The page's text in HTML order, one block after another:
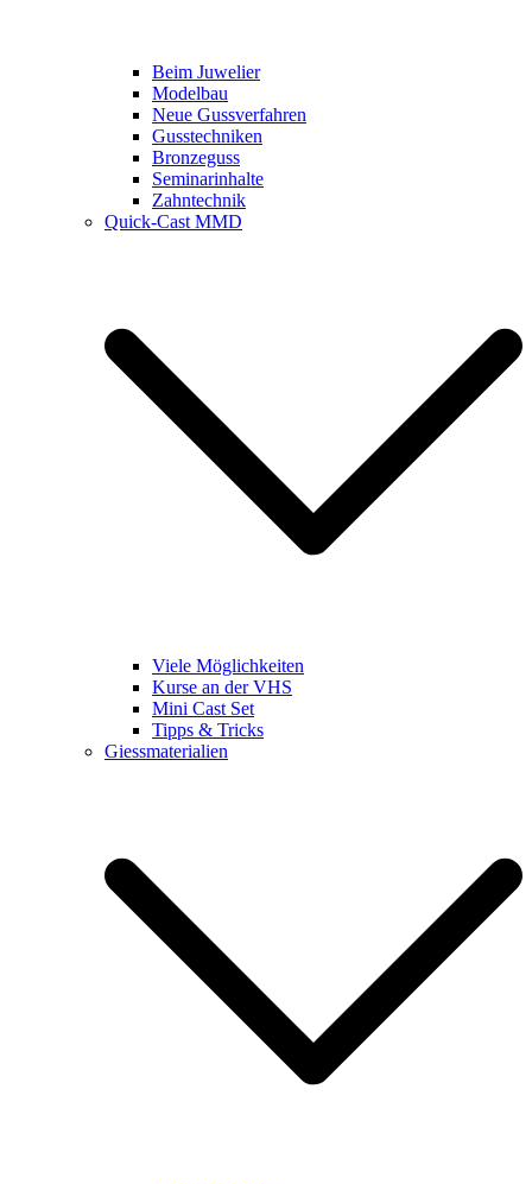
Beim Juwelier
Modelbau
Neue Gussverfahren
Gusstechniken
Bronzeguss
Seminarinhalte
Zahntechnik
Quick-Cast MMD
Viele Möglichkeiten
Kurse an der VHS
Mini Cast Set
Tipps & Tricks
Giessmaterialien